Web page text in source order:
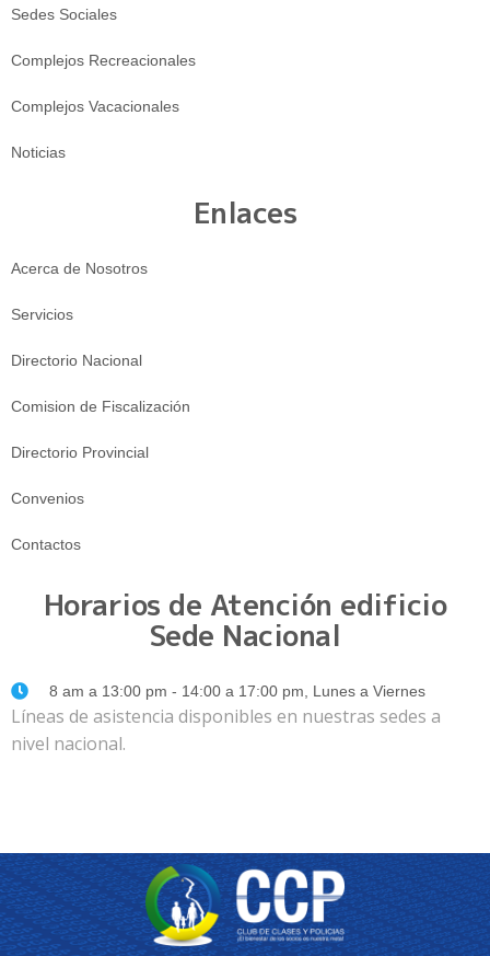
Sedes Sociales
Complejos Recreacionales
Complejos Vacacionales
Noticias
Enlaces
Acerca de Nosotros
Servicios
Directorio Nacional
Comision de Fiscalización
Directorio Provincial
Convenios
Contactos
Horarios de Atención edificio
Sede Nacional
8 am a 13:00 pm - 14:00 a 17:00 pm, Lunes a Viernes
Líneas de asistencia disponibles en nuestras sedes a
nivel nacional.